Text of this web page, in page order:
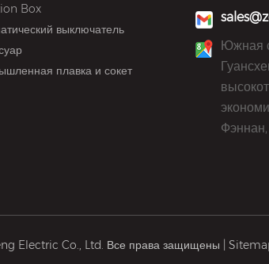
Box
выключатель
плавка и сокет
Южная
Electric Co., Ltd. Все права защищены |